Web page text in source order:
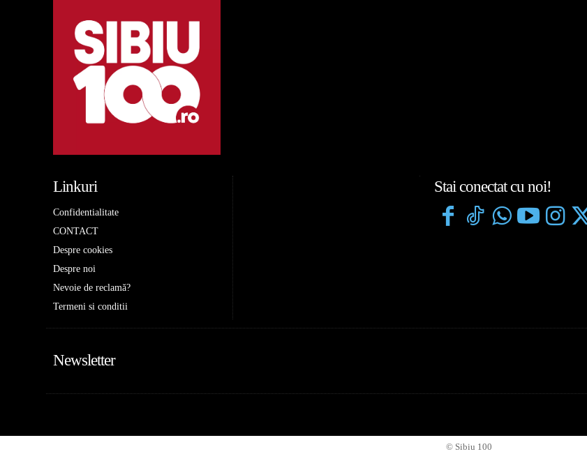
Linkuri
Confidentialitate
CONTACT
Despre cookies
Despre noi
Nevoie de reclamă?
Termeni si conditii
Stai conectat cu noi!
Newsletter
© Sibiu 100